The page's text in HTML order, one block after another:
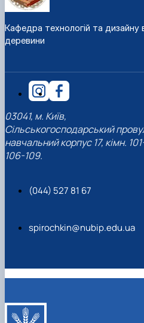
Кафедра технологій та дизайну
деревини
03041, м. Київ,
Сільськогосподарський
навчальний корпус 17, кімн.
106-109.
(044) 527 81 67
spirochkin@nubip.edu.ua